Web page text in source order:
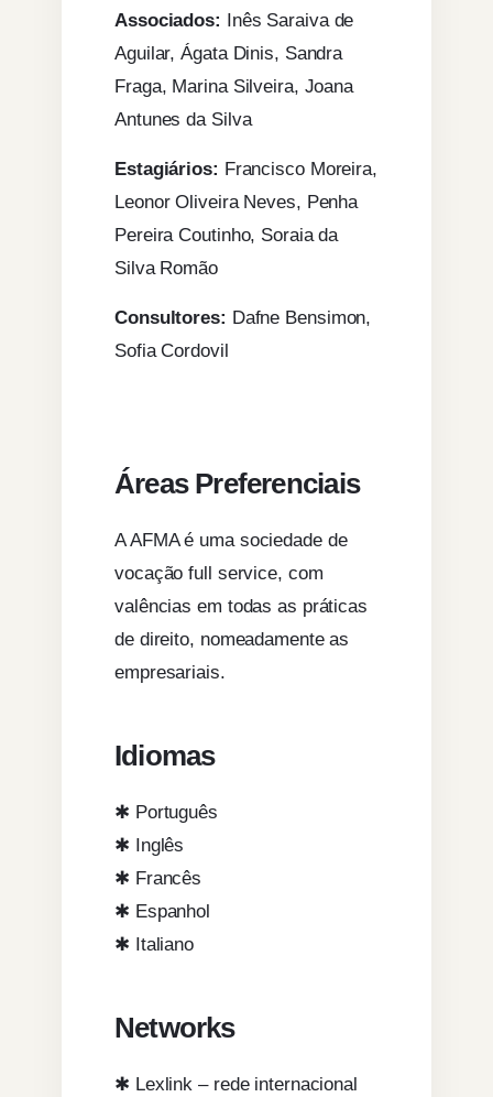
Associados: Inês Saraiva de
Aguilar, Ágata Dinis, Sandra
Fraga, Marina Silveira, Joana
Antunes da Silva
Estagiários: Francisco Moreira,
Leonor Oliveira Neves, Penha
Pereira Coutinho, Soraia da
Silva Romão
Consultores: Dafne Bensimon,
Sofia Cordovil
Áreas Preferenciais
A AFMA é uma sociedade de
vocação full service, com
valências em todas as práticas
de direito, nomeadamente as
empresariais.
Idiomas
✱ Português
✱ Inglês
✱ Francês
✱ Espanhol
✱ Italiano
Networks
✱ Lexlink – rede internacional